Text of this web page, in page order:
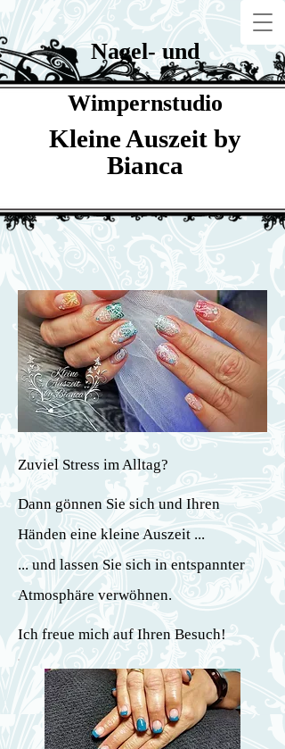
Nagel- und
Wimpernstudio
Kleine Auszeit by
Bianca
Zuviel Stress im Alltag?
Dann gönnen Sie sich und Ihren
Händen eine kleine Auszeit ...
... und lassen Sie sich in entspannter
Atmosphäre verwöhnen.
Ich freue mich auf Ihren Besuch!